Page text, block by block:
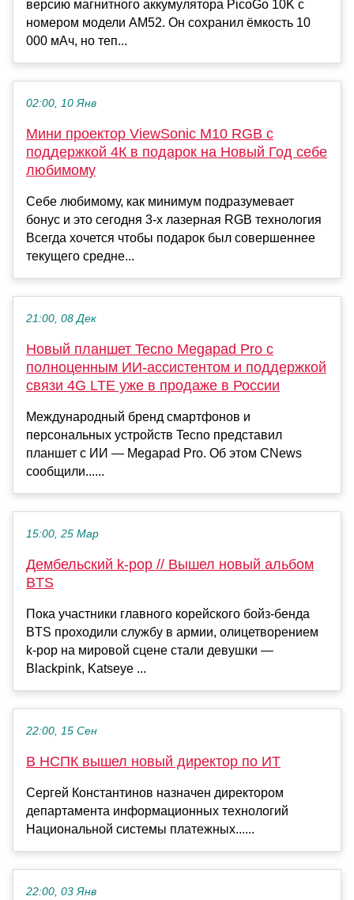
версию магнитного аккумулятора PicoGo 10K с
номером модели AM52. Он сохранил ёмкость 10
000 мАч, но теп...
02:00, 10 Янв
Мини проектор ViewSonic M10 RGB с
поддержкой 4К в подарок на Новый Год себе
любимому
Себе любимому, как минимум подразумевает
бонус и это сегодня 3-х лазерная RGB технология
Всегда хочется чтобы подарок был совершеннее
текущего средне...
21:00, 08 Дек
Новый планшет Tecno Megapad Pro с
полноценным ИИ-ассистентом и поддержкой
связи 4G LTE уже в продаже в России
Международный бренд смартфонов и
персональных устройств Tecno представил
планшет с ИИ — Megapad Pro. Об этом CNews
сообщили......
15:00, 25 Мар
Дембельский k-pop // Вышел новый альбом
BTS
Пока участники главного корейского бойз-бенда
BTS проходили службу в армии, олицетворением
k-pop на мировой сцене стали девушки —
Blackpink, Katseye ...
22:00, 15 Сен
В НСПК вышел новый директор по ИТ
Сергей Константинов назначен директором
департамента информационных технологий
Национальной системы платежных......
22:00, 03 Янв